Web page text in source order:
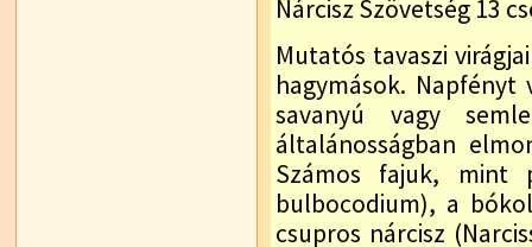
Nárcisz Szövetség 13
Mutatós tavaszi
hagymások.
savanyú vagy
általánosságban
Számos fajuk, mint
bulbocodium), a
csupros nárcisz